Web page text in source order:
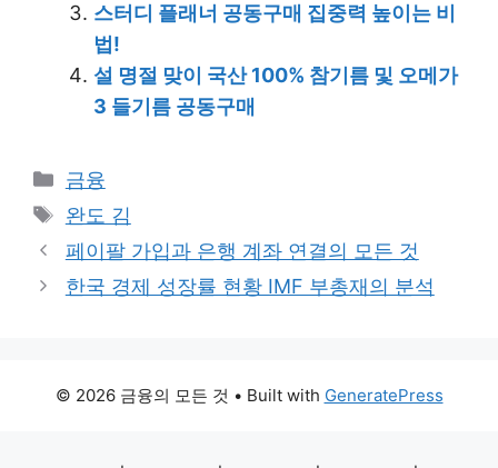
스터디 플래너 공동구매 집중력 높이는 비
법!
설 명절 맞이 국산 100% 참기름 및 오메가
3 들기름 공동구매
Categories
금융
Tags
완도 김
페이팔 가입과 은행 계좌 연결의 모든 것
한국 경제 성장률 현황 IMF 부총재의 분석
© 2026 금융의 모든 것 • Built with GeneratePress